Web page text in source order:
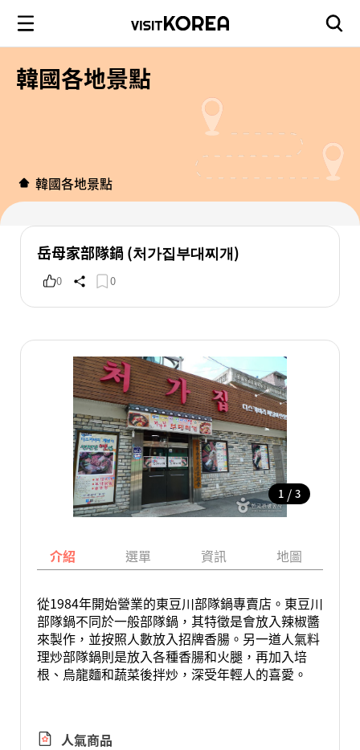
韓國各地景點
韓國各地景點
岳母家部隊鍋 (처가집부대찌개)
0 0
1 / 3
介紹 選單 資訊 地圖
從1984年開始營業的東豆川部隊鍋專賣店。東豆川
部隊鍋不同於一般部隊鍋，其特徵是會放入辣椒醬
來製作，並按照人數放入招牌香腸。另一道人氣料
理炒部隊鍋則是放入各種香腸和火腿，再加入培
根、烏龍麵和蔬菜後拌炒，深受年輕人的喜愛。
人氣商品